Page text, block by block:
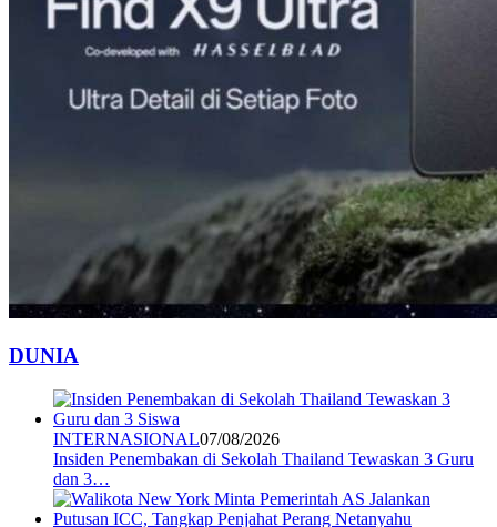
DUNIA
INTERNASIONAL07/08/2026
Insiden Penembakan di Sekolah Thailand Tewaskan 3 Guru
dan 3…